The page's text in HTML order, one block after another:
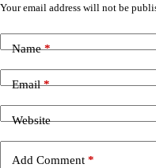
Your email address will not be
Name*
Email*
Website
Add Comment *